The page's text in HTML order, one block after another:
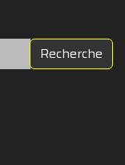
Recherche